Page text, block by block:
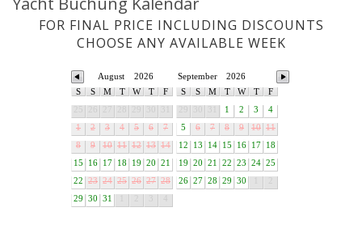
FOR FINAL PRICE INCLUDING DISCOUNTS
CHOOSE ANY AVAILABLE WEEK
2026
August
S
S M T W T
F
1
2 3 4 5 6
7
8
9 10 11 12 13 14
15
16 17 18 19 20
21
22
23 24 25 26 27 28
29
30 31
2026
September
S
S M T W T
F
1 2 3
4
5
6 7 8 9 10 11
12
13 14 15 16 17
18
19
20 21 22 23 24 25
26 27 28 29 30